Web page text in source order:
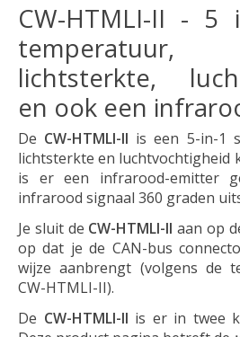
CW-HTMLI-II - 5
temperatuur,
lichtsterkte,
en ook een
De CW-HTMLI-II is een 5-in-1
lichtsterkte en luchtvochtigheid
is er een infrarood-emitter
infrarood signaal 360 graden
Je sluit de CW-HTMLI-II aan op
op dat je de CAN-bus
wijze aanbrengt (volgens de
CW-HTMLI-II).
De CW-HTMLI-II is er in twee